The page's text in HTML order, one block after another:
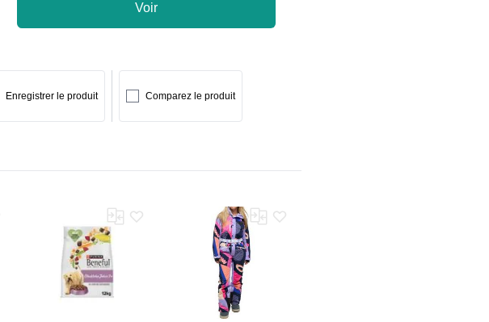
Voir
Enregistrer le produit Comparez le produit